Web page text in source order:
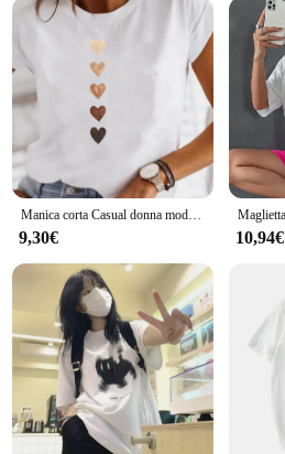
Manica corta Casual donna moda femminile grafica Tee donna amore cuore acquerello dolce stampa estate T abbigliamento T-shirt
9,30€ 10,94€